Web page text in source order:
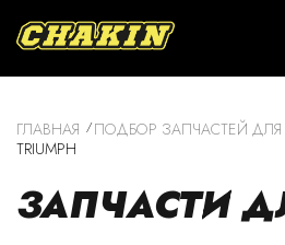
ГЛАВНАЯ
ПОДБОР ЗАПЧАСТЕЙ
TRIUMPH
ЗАПЧАСТИ